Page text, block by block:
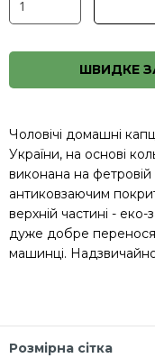
ШВИДКЕ
Чоловічі домашні
України, на основі
виконана на фетровій
антиковзаючим
верхній частині -
дуже добре
машинці. Надзвичайно
Розмірна сітка